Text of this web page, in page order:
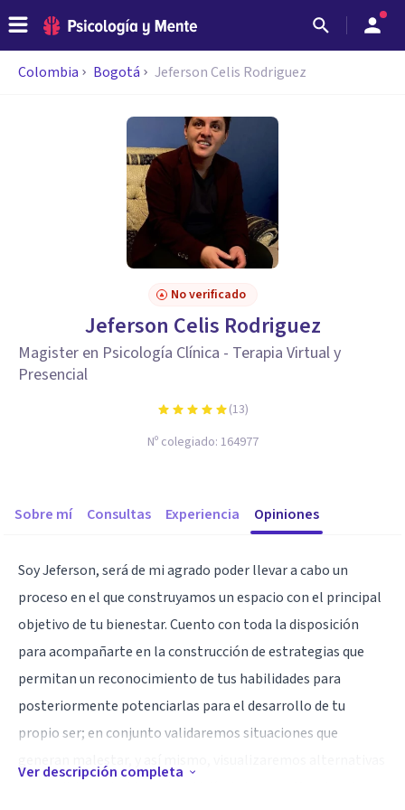
Colombia Bogotá Jeferson Celis Rodriguez
No verificado
Jeferson Celis Rodriguez
Magister en Psicología Clínica - Terapia Virtual y
Presencial
(13)
Nº colegiado: 164977
Sobre mí Consultas Experiencia Opiniones
Soy Jeferson, será de mi agrado poder llevar a cabo un
proceso en el que construyamos un espacio con el principal
objetivo de tu bienestar. Cuento con toda la disposición
para acompañarte en la construcción de estrategias que
permitan un reconocimiento de tus habilidades para
posteriormente potenciarlas para el desarrollo de tu
propio ser; en conjunto validaremos situaciones que
Ver descripción completa